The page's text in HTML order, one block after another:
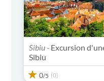
Sibiu - Excursion
Sibiu
0/5 (0)